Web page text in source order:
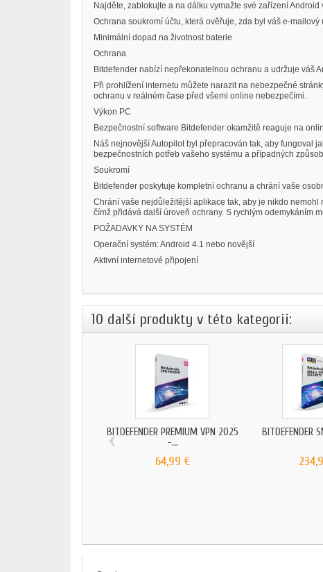
Najděte, zablokujte a na dálku vymažte své zařízení
Ochrana soukromí účtu, která ověřuje, zda byl váš e-mailový
Minimální dopad na životnost baterie
Ochrana
Bitdefender nabízí nepřekonatelnou ochranu a udržuje váš
Při prohlížení internetu můžete narazit na nebezpečné
ochranu v reálném čase před všemi online nebezpečími.
Výkon PC
Bezpečnostní software Bitdefender okamžitě reaguje na
Náš nejnovější Autopilot byl přepracován tak, aby fungoval
bezpečnostních potřeb vašeho systému a případných
Soukromí
Bitdefender poskytuje kompletní ochranu a chrání vaše
Chrání vaše nejdůležitější aplikace tak, aby je nikdo
čímž přidává další úroveň ochrany. S rychlým odemykáním
POŽADAVKY NA SYSTÉM
Operační systém: Android 4.1 nebo novější
Aktivní internetové připojení
10 další produkty v této kategorii:
BITDEFENDER PREMIUM VPN 2025
-...
64,99 €
BITDEFENDER
‹